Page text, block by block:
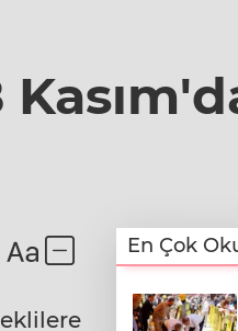
En Çok